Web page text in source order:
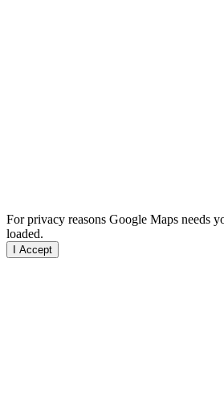
For privacy reasons Google Maps needs
loaded.
I Accept